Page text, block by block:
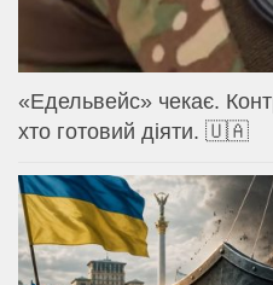
«Едельвейс» чекає.
хто готовий діяти. 🇺🇦